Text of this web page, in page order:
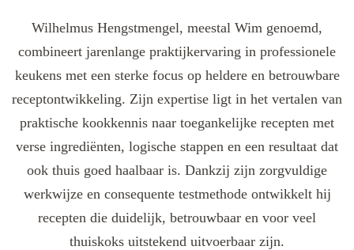
Wilhelmus Hengstmengel, meestal Wim genoemd,
combineert jarenlange praktijkervaring in professionele
keukens met een sterke focus op heldere en betrouwbare
receptontwikkeling. Zijn expertise ligt in het vertalen van
praktische kookkennis naar toegankelijke recepten met
verse ingrediënten, logische stappen en een resultaat dat
ook thuis goed haalbaar is. Dankzij zijn zorgvuldige
werkwijze en consequente testmethode ontwikkelt hij
recepten die duidelijk, betrouwbaar en voor veel
thuiskoks uitstekend uitvoerbaar zijn.